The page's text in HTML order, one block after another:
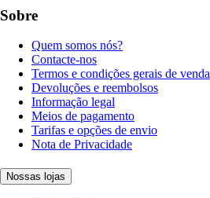
Sobre
Quem somos nós?
Contacte-nos
Termos e condições gerais de venda
Devoluções e reembolsos
Informação legal
Meios de pagamento
Tarifas e opções de envio
Nota de Privacidade
Nossas lojas